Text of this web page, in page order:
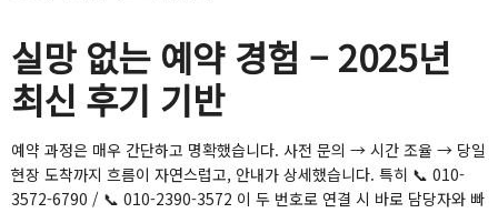
실망 없는 예약 경험 – 2025년
최신 후기 기반
예약 과정은 매우 간단하고 명확했습니다. 사전 문의 → 시간 조율 → 당일
현장 도착까지 흐름이 자연스럽고, 안내가 상세했습니다. 특히 📞 010-
3572-6790 / 📞 010-2390-3572 이 두 번호로 연결 시 바로 담당자와 빠